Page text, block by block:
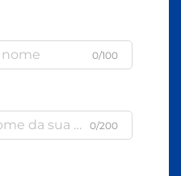
0/100
0/200